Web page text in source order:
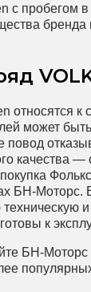
с пробегом
бренда
к
может
повод
качества
БН-Моторс.
к
БН-Моторс